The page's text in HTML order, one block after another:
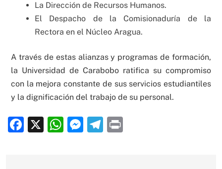
La Dirección de Recursos Humanos.
El Despacho de la Comisionaduría de la
Rectora en el Núcleo Aragua.
A través de estas alianzas y programas de formación,
la Universidad de Carabobo ratifica su compromiso
con la mejora constante de sus servicios estudiantiles
y la dignificación del trabajo de su personal.
Facebook
X WhatsApp
Messenger
Telegram